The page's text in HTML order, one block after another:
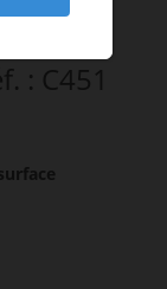
: C451